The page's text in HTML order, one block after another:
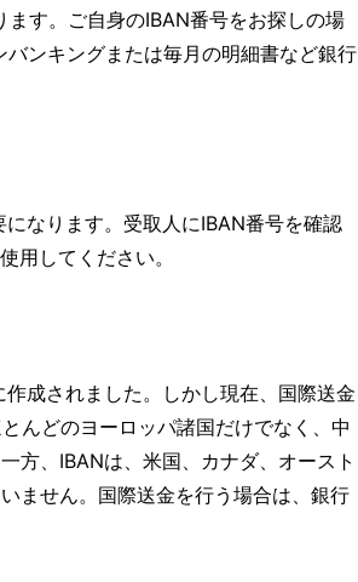
す。ご自身のIBAN番号をお探しの場
ンキングまたは毎月の明細書など銀行
なります。受取人にIBAN番号を確認
用してください。
成されました。しかし現在、国際送金
んどのヨーロッパ諸国だけでなく、中
方、IBANは、米国、カナダ、オースト
ません。国際送金を行う場合は、銀行